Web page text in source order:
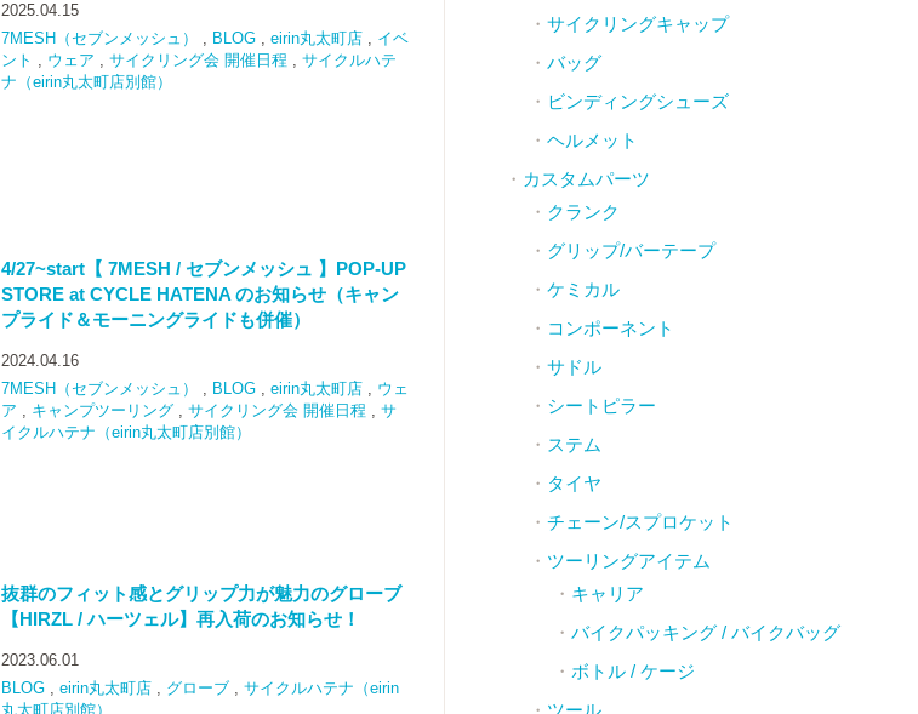
2025.04.15
7MESH（セブンメッシュ）
, BLOG, eirin丸太町店, イベ
ント , ウェア , サイクリング会 開催日程 , サイクルハテ
ナ（eirin丸太町店別館）
4/27~start【 7MESH / セブンメッシュ 】POP-UP
STORE at CYCLE HATENA のお知らせ（キャン
プライド＆モーニングライドも併催）
2024.04.16
7MESH（セブンメッシュ）
, BLOG, eirin丸太町店, ウェ
ア , キャンプツーリング, サイクリング会 開催日程 , サ
イクルハテナ（eirin丸太町店別館）
抜群のフィット感とグリップ力が魅力のグローブ
【HIRZL / ハーツェル】再入荷のお知らせ！
2023.06.01
BLOG, eirin丸太町店, グローブ, サイクルハテナ（eirin
丸太町店別館）
サイクリングキャップ
バッグ
ビンディングシューズ
ヘルメット
カスタムパーツ
クランク
グリップ/バーテープ
ケミカル
コンポーネント
サドル
シートピラー
ステム
タイヤ
チェーン/スプロケット
ツーリングアイテム
キャリア
バイクパッキング / バイクバッグ
ボトル / ケージ
ツール